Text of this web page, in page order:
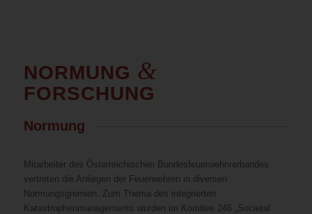
NORMUNG &
FORSCHUNG
Normung
Mitarbeiter des Österreichischen Bundesfeuerwehrverbandes
vertreten die Anliegen der Feuerwehren in diversen
Normungsgremien. Zum Thema des integrierten
Katastrophenmanagements wurden im Komitee 246 „Societal